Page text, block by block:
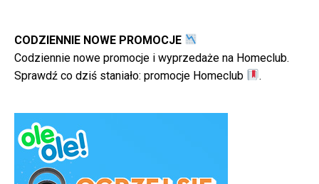
CODZIENNIE NOWE PROMOCJE
Codziennie nowe promocje i wyprzedaże na Homeclub.
Sprawdź co dziś staniało: promocje Homeclub .